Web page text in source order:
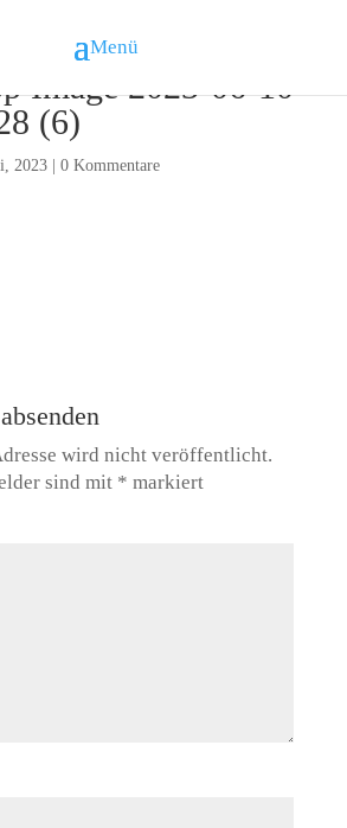
Image 2023-06-10
(6)
2023| 0 Kommentare
wird nicht veröffentlicht.
sind mit * markiert